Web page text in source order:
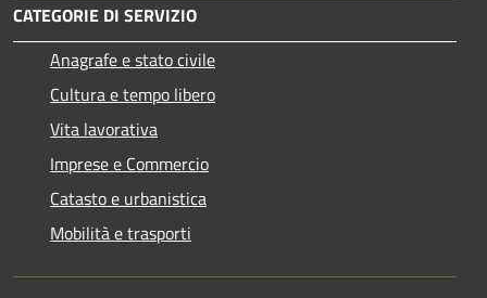
CATEGORIE DI SERVIZIO
Anagrafe e stato civile
Cultura e tempo libero
Vita lavorativa
Imprese e Commercio
Catasto e urbanistica
Mobilità e trasporti